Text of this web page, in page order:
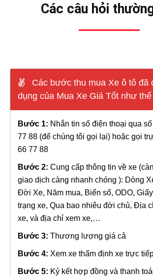
Các câu hỏi
Các bước thu mua Xe ô tô đã
dụng của Mua Xe Giá Tốt như
Bước 1: Nhắn tin số điện thoại qua
77 88 (để chúng tôi gọi lại) hoặc gọi
66 77 88
Bước 2: Cung cấp thông tin về xe
giao dịch càng nhanh chóng ): Dòng
Đời Xe, Năm mua, Biển số, ODO,
trạng xe, Qua bao nhiêu đời chủ, Địa
xe, và địa chỉ xem xe,…
Bước 3: Thương lượng giá cả
Bước 4: Xem xe thẩm định xe trực
Bước 5: Ký kết hợp đồng và thanh